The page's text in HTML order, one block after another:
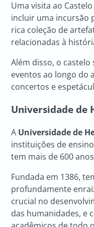
Uma visita ao
incluir uma incursão
rica coleção de
relacionadas à
Além disso, o
eventos ao longo do
concertos e
Universidade de
A Universidade de
instituições de
tem mais de 600
Fundada em 1386,
profundamente
crucial no
das humanidades, e